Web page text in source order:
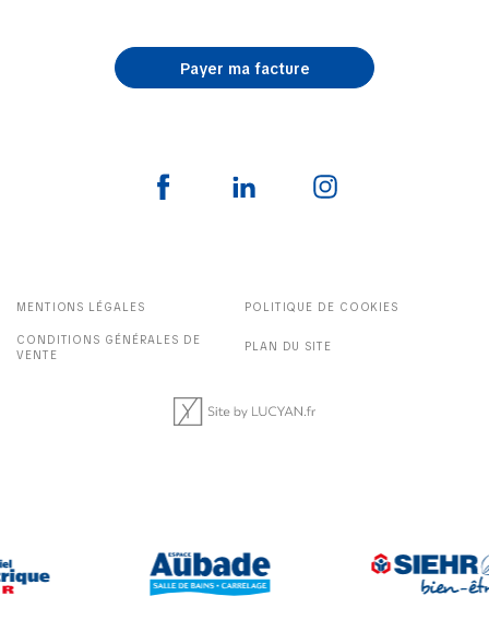
Payer ma facture
MENTIONS LÉGALES POLITIQUE DE COOKIES
CONDITIONS GÉNÉRALES DE
VENTE
PLAN DU SITE